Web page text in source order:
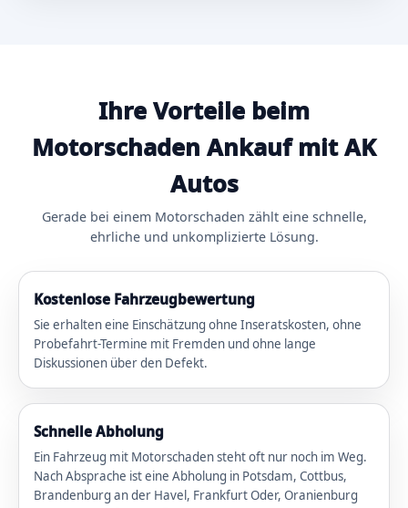
Ihre Vorteile beim
Motorschaden Ankauf mit AK
Autos
Gerade bei einem Motorschaden zählt eine schnelle,
ehrliche und unkomplizierte Lösung.
Kostenlose Fahrzeugbewertung
Sie erhalten eine Einschätzung ohne Inseratskosten, ohne
Probefahrt-Termine mit Fremden und ohne lange
Diskussionen über den Defekt.
Schnelle Abholung
Ein Fahrzeug mit Motorschaden steht oft nur noch im Weg.
Nach Absprache ist eine Abholung in Potsdam, Cottbus,
Brandenburg an der Havel, Frankfurt Oder, Oranienburg